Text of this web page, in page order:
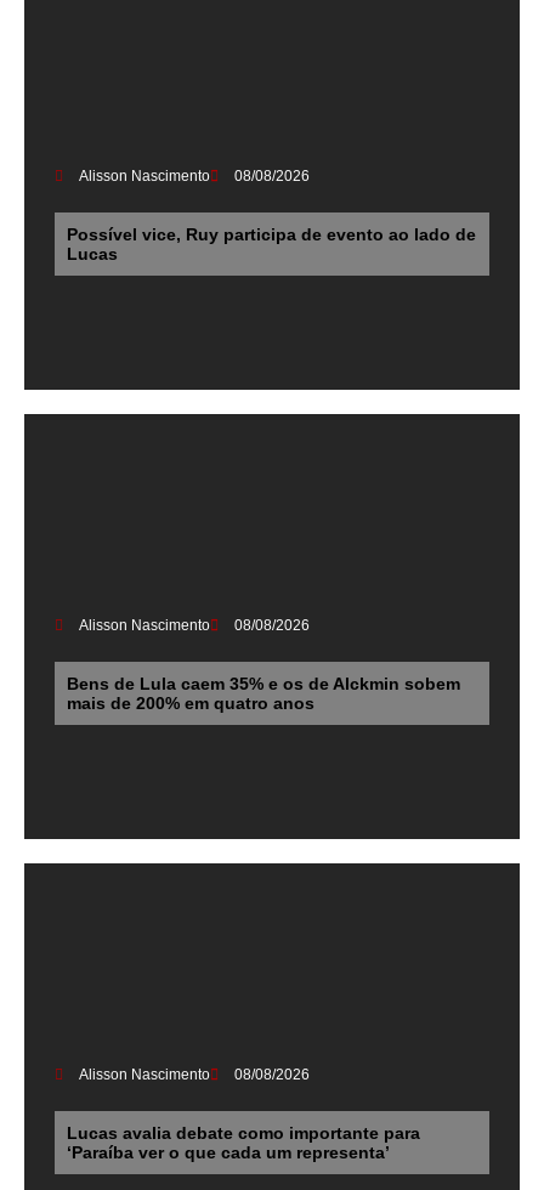
Alisson Nascimento 08/08/2026
Possível vice, Ruy participa de evento ao lado de
Lucas
Alisson Nascimento 08/08/2026
Bens de Lula caem 35% e os de Alckmin sobem
mais de 200% em quatro anos
Alisson Nascimento 08/08/2026
Lucas avalia debate como importante para
‘Paraíba ver o que cada um representa’